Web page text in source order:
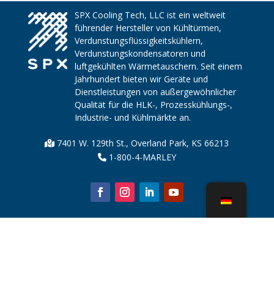
SPX Cooling Tech, LLC ist ein weltweit
führender Hersteller von Kühltürmen,
Verdunstungsflüssigkeitskühlern,
Verdunstungskondensatoren und
luftgekühlten Wärmetauschern. Seit einem
Jahrhundert bieten wir Geräte und
Dienstleistungen von außergewöhnlicher
Qualität für die HLK-, Prozesskühlungs-,
Industrie- und Kühlmärkte an.
7401 W. 129th St., Overland Park, KS 66213
1-800-4-MARLEY